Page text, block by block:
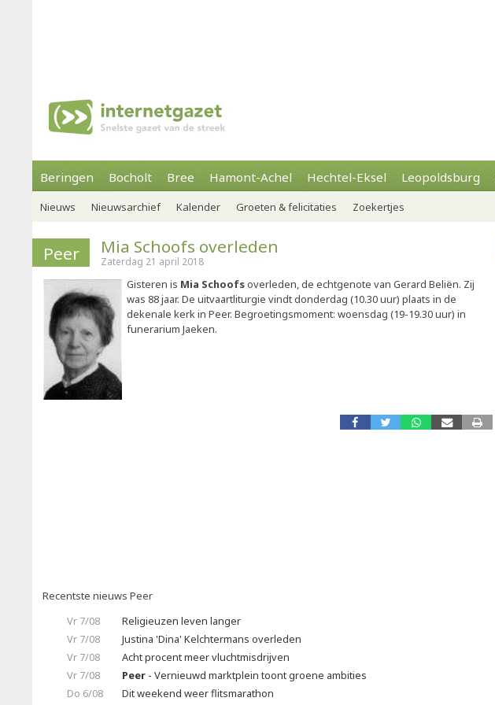
Beringen Bocholt Bree Hamont-Achel Hechtel-Eksel Leopoldsburg
Nieuws Nieuwsarchief Kalender Groeten & felicitaties Zoekertjes
Peer Mia Schoofs overleden
Zaterdag 21 april 2018
Gisteren is Mia Schoofsoverleden, de echtgenote van Gerard Beliën. Zij
was 88 jaar. De uitvaartliturgie vindt donderdag (10.30 uur) plaats in de
dekenale kerk in Peer. Begroetingsmoment: woensdag (19-19.30 uur) in
funerarium Jaeken.
Recentste nieuws Peer
Vr 7/08
Religieuzen leven langer
Vr 7/08
Justina 'Dina' Kelchtermans overleden
Vr 7/08
Acht procent meer vluchtmisdrijven
Vr 7/08
Peer - Vernieuwd marktplein toont groene ambities
Do 6/08
Dit weekend weer flitsmarathon